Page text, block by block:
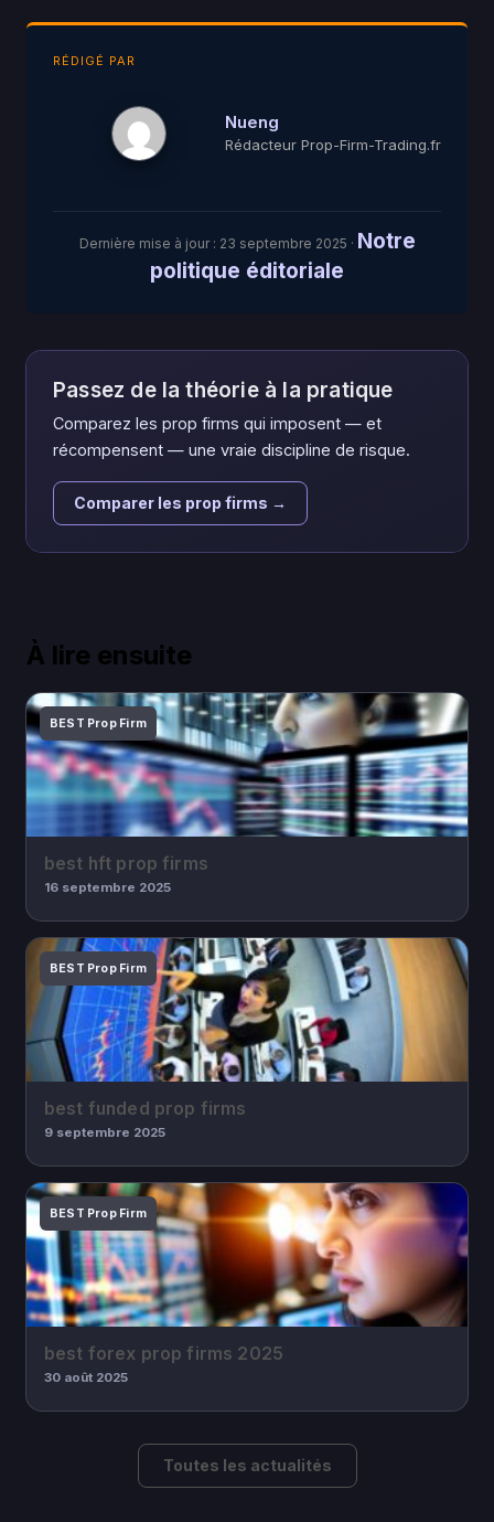
RÉDIGÉ PAR
Nueng
Rédacteur Prop-Firm-Trading.fr
Dernière mise à jour : 23 septembre 2025 · Notre
politique éditoriale
Passez de la théorie à la pratique
Comparez les prop firms qui imposent — et
récompensent — une vraie discipline de risque.
Comparer les prop firms →
À lire ensuite
BEST Prop Firm
best hft prop firms
16 septembre 2025
BEST Prop Firm
best funded prop firms
9 septembre 2025
BEST Prop Firm
best forex prop firms 2025
30 août 2025
Toutes les actualités